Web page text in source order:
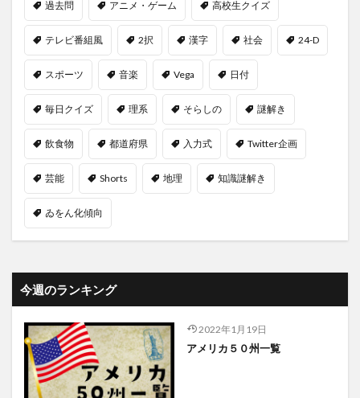
過去問 アニメ・ゲーム 高校生クイズ
テレビ番組風 2択 漢字 社会 24-D
スポーツ 音楽 Vega 日付
毎日クイズ 理系 そらしの 謎解き
飲食物 都道府県 入力式 Twitter企画
芸能 Shorts 地理 知識謎解き
ゐをん化傾向
今週のランキング
2022年1月19日
アメリカ５０州一覧